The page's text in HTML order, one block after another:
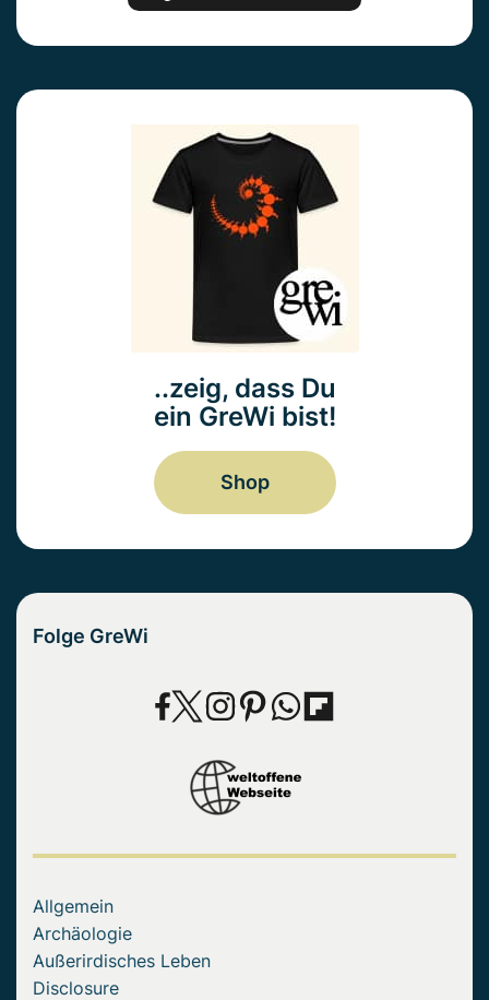
..zeig, dass Du
ein GreWi bist!
Shop
Folge GreWi
Allgemein
Archäologie
Außerirdisches Leben
Disclosure